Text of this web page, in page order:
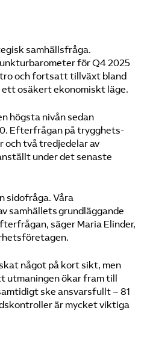
samhällsfråga.
för Q4 2025
och fortsatt tillväxt bland
osäkert ekonomiskt läge.
högsta nivån sedan
Efterfrågan på trygghets-
och två tredjedelar av
under det senaste
sidofråga. Våra
samhällets grundläggande
säger Maria Elinder,
något på kort sikt, men
utmaningen ökar fram till
ske ansvarsfullt – 81
är mycket viktiga